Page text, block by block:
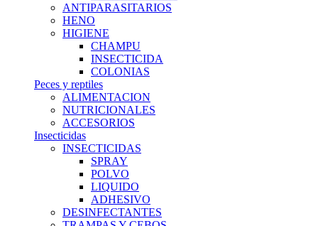
ANTIPARASITARIOS
HENO
HIGIENE
CHAMPU
INSECTICIDA
COLONIAS
Peces y reptiles
ALIMENTACION
NUTRICIONALES
ACCESORIOS
Insecticidas
INSECTICIDAS
SPRAY
POLVO
LIQUIDO
ADHESIVO
DESINFECTANTES